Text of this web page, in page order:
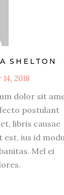
SHELTON
2018
dolor sit
postulant
libris causae
est, ius id
Mel ei